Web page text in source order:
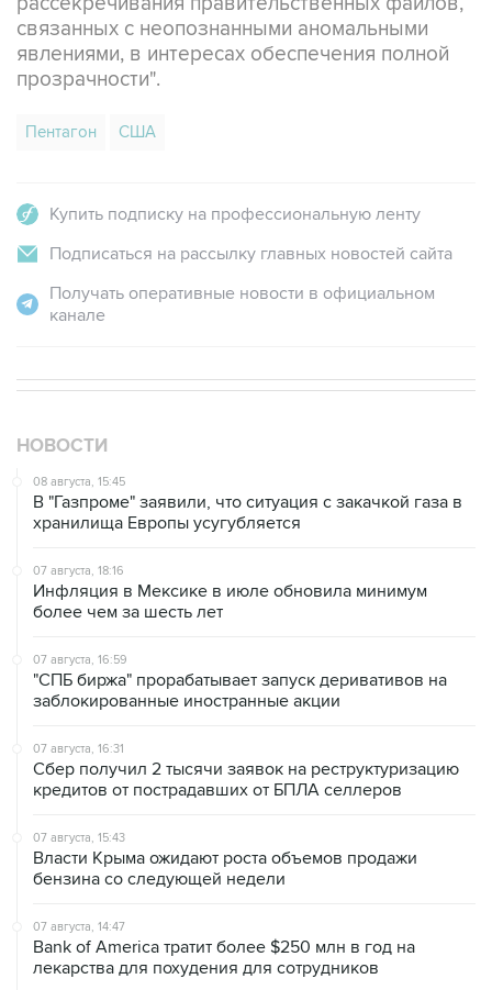
связанных с неопознанными аномальными
явлениями, в интересах обеспечения полной
прозрачности".
Пентагон США
Купить подписку на профессиональную ленту
Подписаться на рассылку главных новостей сайта
Получать оперативные новости в официальном
канале
НОВОСТИ
08 августа, 15:45
В "Газпроме" заявили, что ситуация с закачкой газа в
хранилища Европы усугубляется
07 августа, 18:16
Инфляция в Мексике в июле обновила минимум
более чем за шесть лет
07 августа, 16:59
"СПБ биржа" прорабатывает запуск деривативов на
заблокированные иностранные акции
07 августа, 16:31
Сбер получил 2 тысячи заявок на реструктуризацию
кредитов от пострадавших от БПЛА селлеров
07 августа, 15:43
Власти Крыма ожидают роста объемов продажи
бензина со следующей недели
07 августа, 14:47
Bank of America тратит более $250 млн в год на
лекарства для похудения для сотрудников